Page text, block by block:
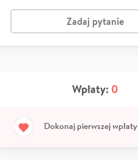
Zadaj pytanie
Wpłaty: 0
Dokonaj pierwszej wpłaty